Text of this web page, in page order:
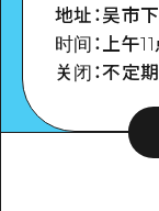
地址：吴市
时间：上午
关闭：不定